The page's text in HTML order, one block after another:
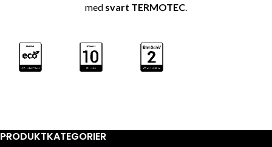
med svart TERMOTEC
PRODUKTKATEGORIER